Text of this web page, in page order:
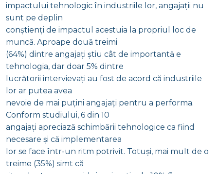
impactului tehnologic în industriile lor, angajații nu
sunt pe deplin
conștienți de impactul acestuia la propriul loc de
muncă. Aproape două treimi
(64%) dintre angajați știu cât de importantă e
tehnologia, dar doar 5% dintre
lucrătorii intervievați au fost de acord că industriile
lor ar putea avea
nevoie de mai puțini angajați pentru a performa.
Conform studiului, 6 din 10
angajați apreciază schimbării tehnologice ca fiind
necesare și că implementarea
lor se face într-un ritm potrivit. Totuși, mai mult de o
treime (35%) simt că